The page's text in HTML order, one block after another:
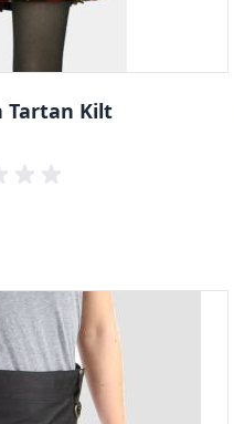
Tartan Kilt